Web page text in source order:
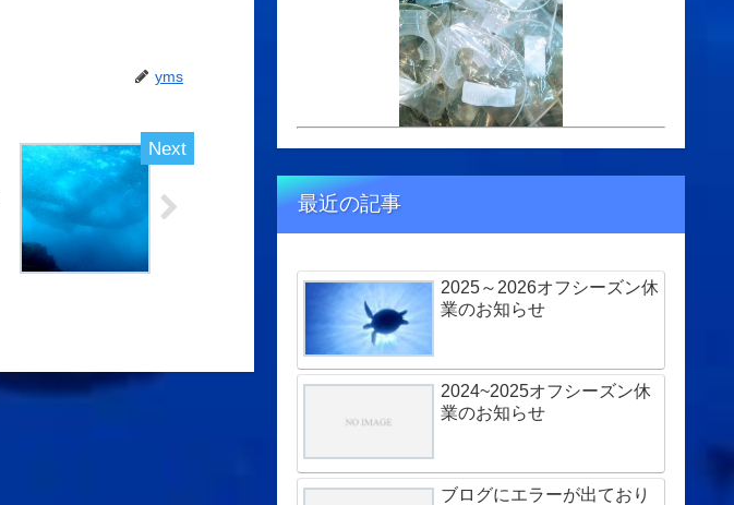
yms
最近の記事
2025～2026オフシーズン休
業のお知らせ
2024~2025オフシーズン休
業のお知らせ
ブログにエラーが出ており